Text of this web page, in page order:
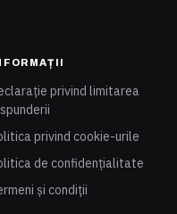
privind limitarea
privind cookie-urile
de confidențialitate
și condiții